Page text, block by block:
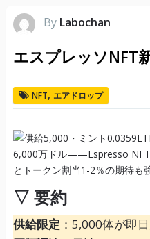
By Labochan
エスプレッソNFT
NFT, エアドロップ
▽ 要約
供給限定 ：5,000体が即